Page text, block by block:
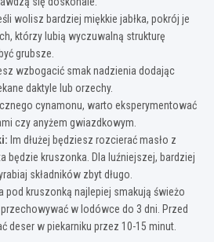
wolisz bardziej miękkie jabłka, pokrój je
którzy lubią wyczuwalną strukturę
grubsze.
wzbogacić smak nadzienia dodając
daktyle lub orzechy.
cynamonu, warto eksperymentować
czy anyżem gwiazdkowym.
Im dłużej będziesz rozcierać masło z
będzie kruszonka. Dla luźniejszej, bardziej
składników zbyt długo.
pod kruszonką najlepiej smakują świeżo
w lodówce do 3 dni. Przed
deser w piekarniku przez 10-15 minut.